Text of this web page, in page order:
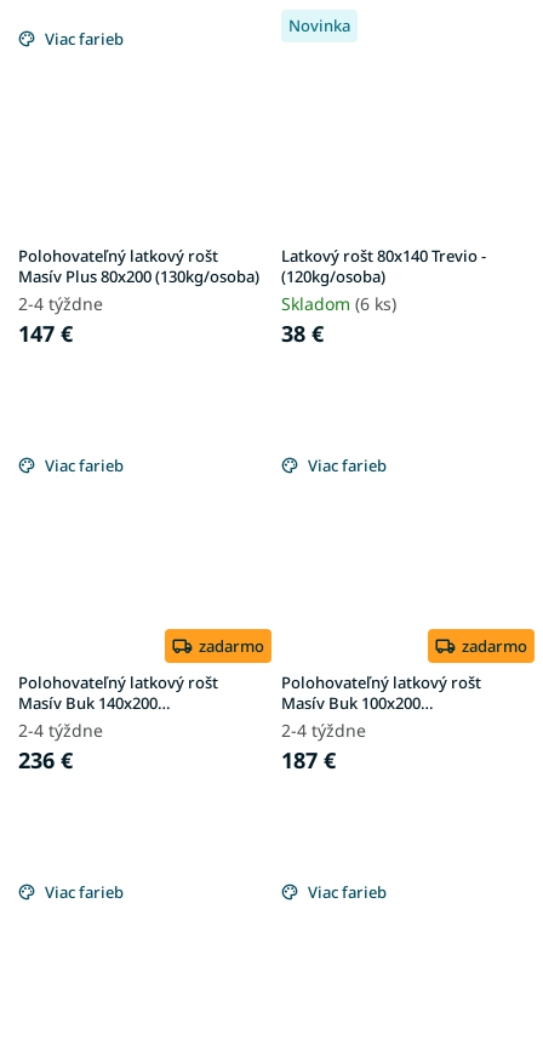
Viac farieb
Polohovateľný latkový rošt
Masív Plus 80x200 (130kg/osoba)
2-4 týždne
147 €
Novinka
Latkový rošt 80x140 Trevio -
(120kg/osoba)
Skladom (6 ks)
38 €
Viac farieb
zadarmo
Polohovateľný latkový rošt
Masív Buk 140x200
(150kg/osoba)
2-4 týždne
236 €
Viac farieb
zadarmo
Polohovateľný latkový rošt
Masív Buk 100x200
(150kg/osoba)
2-4 týždne
187 €
Viac farieb Viac farieb